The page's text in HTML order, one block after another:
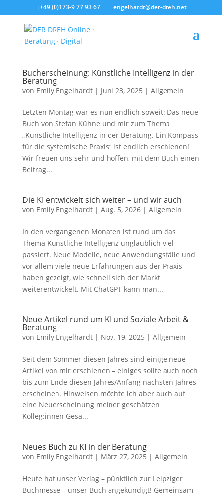
+49 (0)173-9 77 93 67 engelhardt@der-dreh.net
Bucherscheinung: Künstliche Intelligenz in der
Beratung
von Emily Engelhardt| Juni 23, 2025 | Allgemein
Letzten Montag war es nun endlich soweit: Das neue
Buch von Stefan Kühne und mir zum Thema
„Künstliche Intelligenz in der Beratung. Ein Kompass
für die systemische Praxis“ ist endlich erschienen!
Wir freuen uns sehr und hoffen, mit dem Buch einen
Beitrag...
Die KI entwickelt sich weiter – und wir auch
von Emily Engelhardt| Aug. 5, 2026| Allgemein
In den vergangenen Monaten ist rund um das
Thema Künstliche Intelligenz unglaublich viel
passiert. Neue Modelle, neue Anwendungsfälle und
vor allem viele neue Erfahrungen aus der Praxis
haben gezeigt, wie schnell sich der Markt
weiterentwickelt. Mit ChatGPT kann man...
Neue Artikel rund um KI und Soziale Arbeit &
Beratung
von Emily Engelhardt| Nov. 19, 2025 | Allgemein
Seit dem Sommer diesen Jahres sind einige neue
Artikel von mir erschienen – einiges sollte auch noch
bis zum Ende diesen Jahres/Anfang nächsten Jahres
erscheinen. Hinweisen möchte ich aber auch auf
eine Neuerscheinung meiner geschätzen
Kolleg:innen Gesa...
Neues Buch zu KI in der Beratung
von Emily Engelhardt| März 27, 2025 | Allgemein
Heute hat unser Verlag – pünktlich zur Leipziger
Buchmesse – unser Buch angekündigt! Gemeinsam